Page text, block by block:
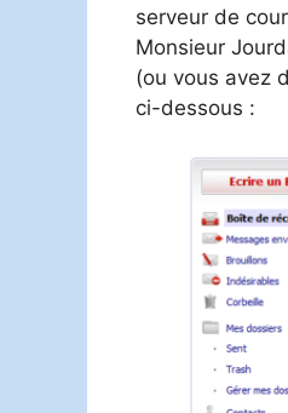
serveur de
Monsieur
(ou vous avez
ci-dessous :